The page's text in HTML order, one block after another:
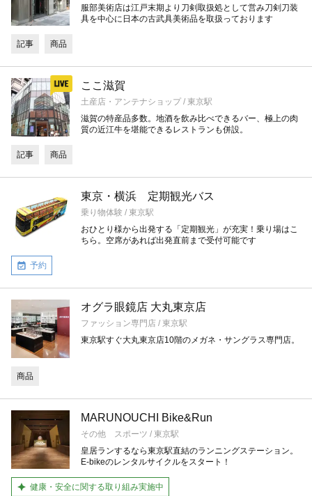
服部美術店は江戸末期より刀剣取扱処として営み刀剣刀装
具を中心に日本の古武具美術品を取扱っております
記事 商品
ここ滋賀
土産店・アンテナショップ / 東京駅
滋賀の特産品多数。地酒を飲み比べできるバー、極上の肉
質の近江牛を堪能できるレストランも併設。
記事 商品
東京・横浜 定期観光バス
乗り物体験 / 東京駅
おひとり様から出発する「定期観光」が充実！乗り場はこ
ちら。空席があれば出発直前まで受付可能です
予約
オグラ眼鏡店 大丸東京店
ファッション専門店 / 東京駅
東京駅すぐ大丸東京店10階のメガネ・サングラス専門店。
商品
MARUNOUCHI Bike&Run
その他 スポーツ / 東京駅
皇居ランするなら東京駅直結のランニングステーション。
E-bikeのレンタルサイクルをスタート！
健康・安全に関する取り組み実施中